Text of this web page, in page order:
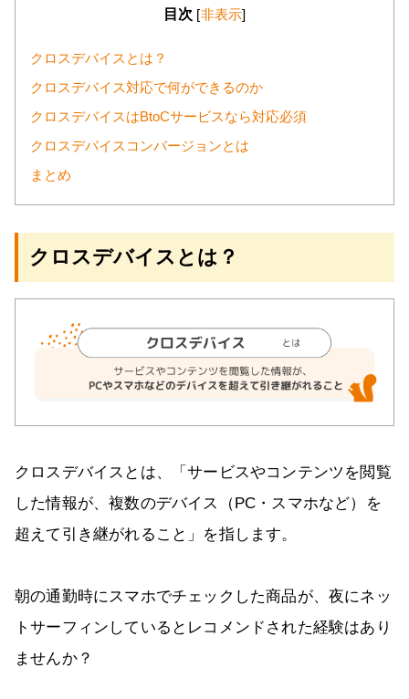
目次 [非表示]
クロスデバイスとは？
クロスデバイス対応で何ができるのか
クロスデバイスはBtoCサービスなら対応必須
クロスデバイスコンバージョンとは
まとめ
クロスデバイスとは？
クロスデバイスとは、「サービスやコンテンツを閲覧
した情報が、複数のデバイス（PC・スマホなど）を
超えて引き継がれること」を指します。
朝の通勤時にスマホでチェックした商品が、夜にネッ
トサーフィンしているとレコメンドされた経験はあり
ませんか？